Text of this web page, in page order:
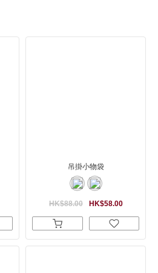
吊掛小物袋
HK$58.00
HK$88.00